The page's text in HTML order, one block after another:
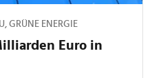
GRÜNE ENERGIE
Euro in